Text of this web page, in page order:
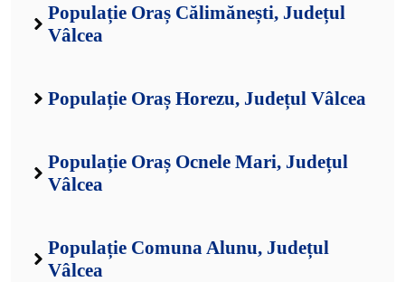
Populație Oraș Călimănești, Județul
Vâlcea
Populație Oraș Horezu, Județul Vâlcea
Populație Oraș Ocnele Mari, Județul
Vâlcea
Populație Comuna Alunu, Județul
Vâlcea